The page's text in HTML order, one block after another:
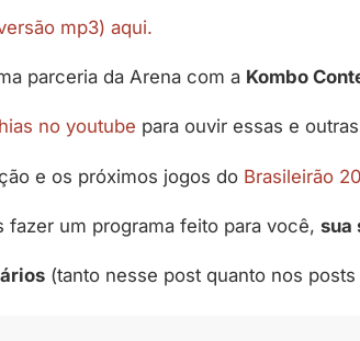
mp3) aqui.
parceria da Arena com a Kombo
no youtube para ouvir essas e
e os próximos jogos do Brasileirão
fazer um programa feito para você, sua
(tanto nesse post quanto nos